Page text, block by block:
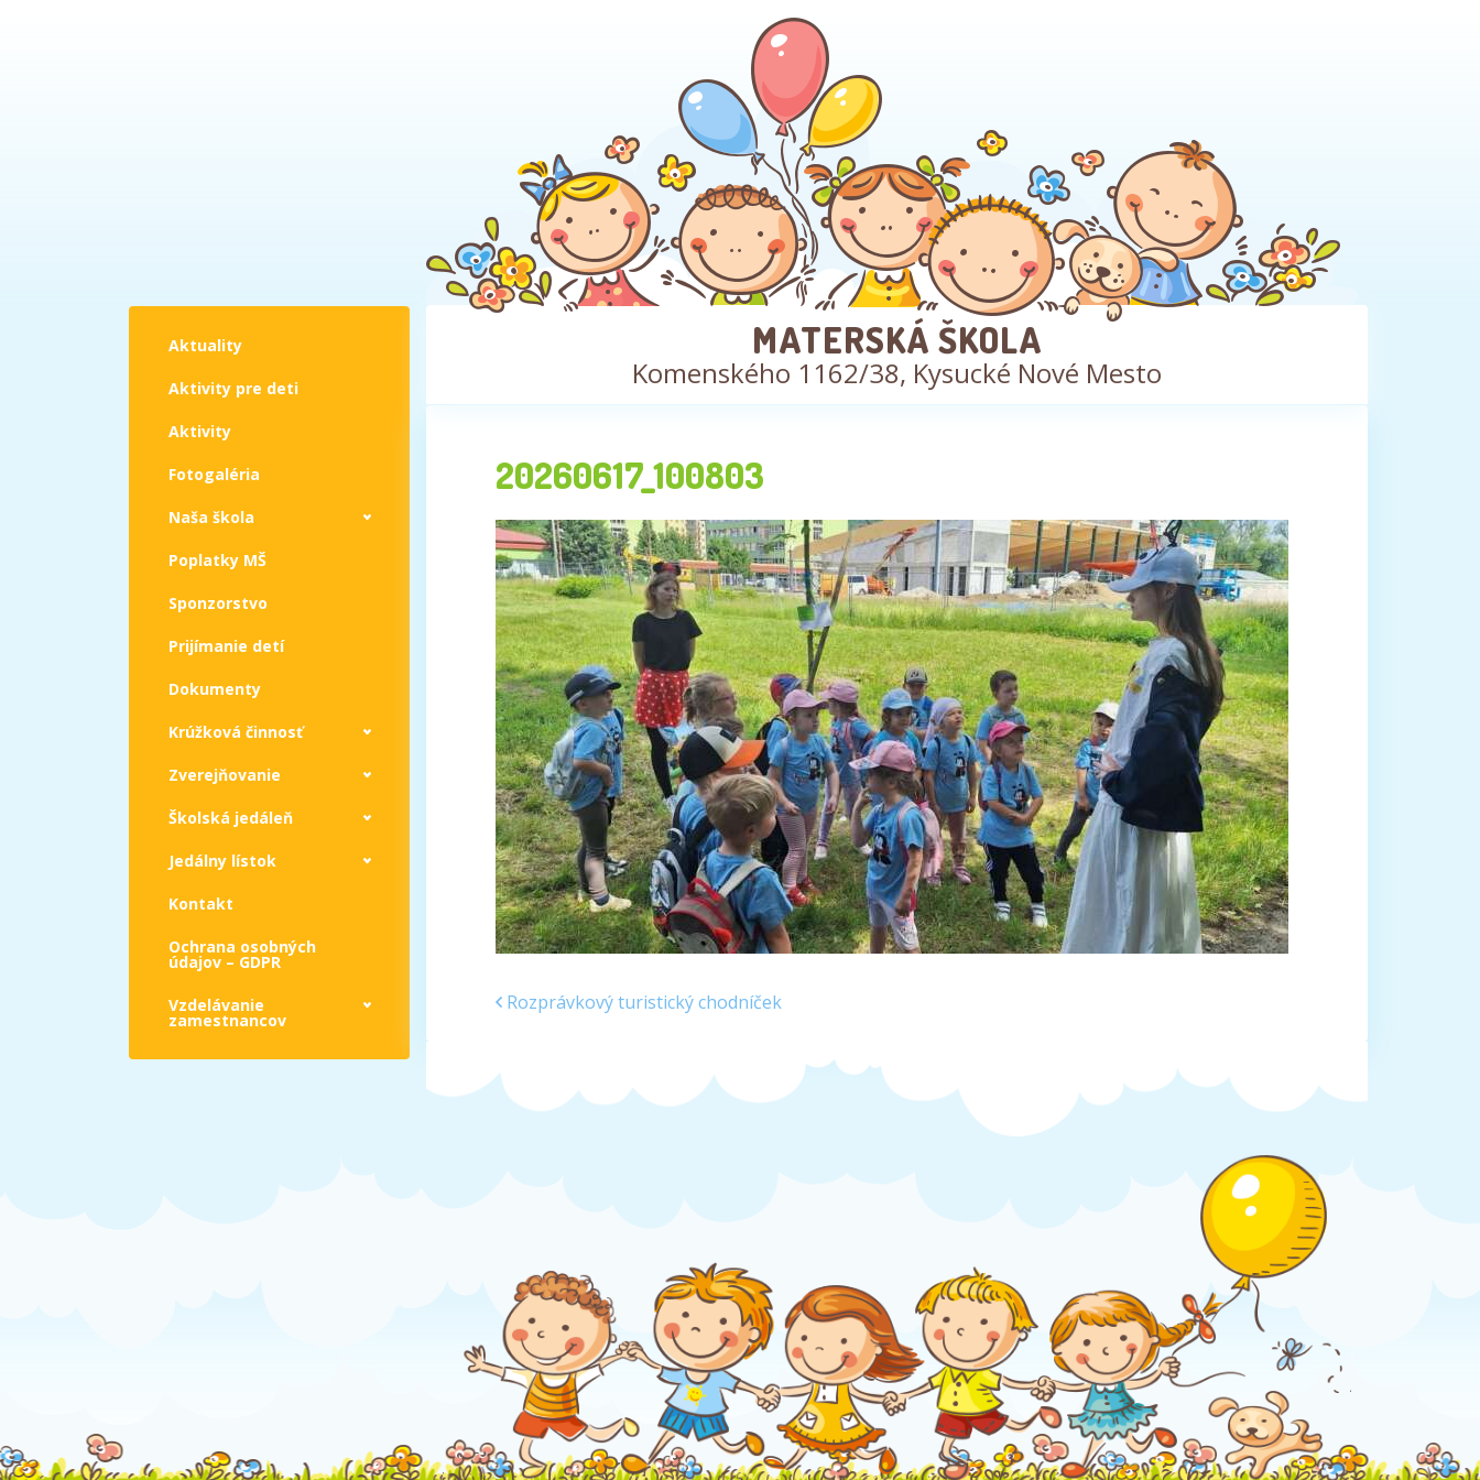
Aktuality
Aktivity pre deti
Aktivity
Fotogaléria
Naša škola
Poplatky MŠ
Sponzorstvo
Prijímanie detí
Dokumenty
Krúžková činnosť
Zverejňovanie
Školská jedáleň
Jedálny lístok
Kontakt
Ochrana osobných
údajov – GDPR
Vzdelávanie
zamestnancov
MATERSKÁ ŠKOLA
Komenského 1162/38, Kysucké Nové Mesto
20260617_100803
Rozprávkový turistický chodníček